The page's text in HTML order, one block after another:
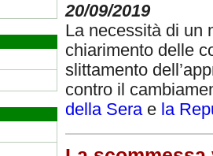
20/09/2019
La necessità di un
chiarimento delle
slittamento
contro il
della Sera e la